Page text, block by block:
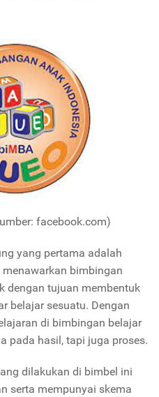
facebook.com)
yang pertama adalah
menawarkan bimbingan
dengan tujuan membentuk
belajar sesuatu. Dengan
di bimbingan belajar
pada hasil, tapi juga proses.
dilakukan di bimbel ini
serta mempunyai skema